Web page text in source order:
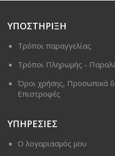
ΥΠΟΣΤΗΡΙΞΗ
Τρόποι παραγγελίας
Τρόποι Πληρωμής -
Όροι χρήσης, Προσωπικά
Επιστροφές
ΥΠΗΡΕΣΙΕΣ
Ο λογαριασμός μου